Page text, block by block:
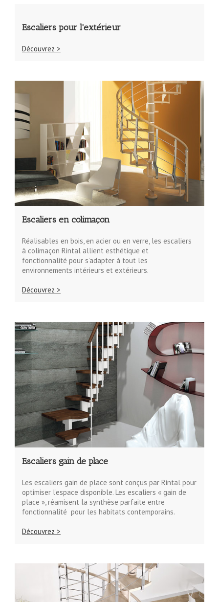
Escaliers pour l'extérieur
Découvrez >
Escaliers en colimaçon
Réalisables en bois, en acier ou en verre, les escaliers
à colimaçon Rintal allient esthétique et
fonctionnalité pour s’adapter à tout les
environnements intérieurs et extérieurs.
Découvrez >
Escaliers gain de place
Les escaliers gain de place sont conçus par Rintal pour
optimiser l’espace disponible. Les escaliers « gain de
place », réamisent la synthèse parfaite entre
fonctionnalité pour les habitats contemporains.
Découvrez >